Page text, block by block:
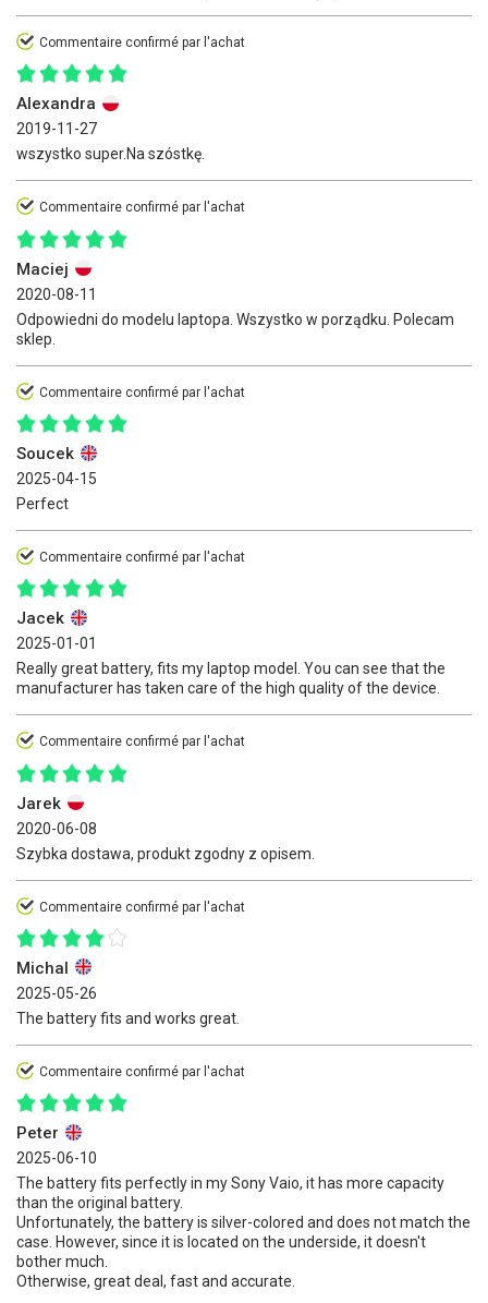
Commentaire confirmé par l'achat
Alexandra
2019-11-27
wszystko super.Na szóstkę.
Commentaire confirmé par l'achat
Maciej
2020-08-11
Odpowiedni do modelu laptopa. Wszystko w porządku. Polecam
sklep.
Commentaire confirmé par l'achat
Soucek
2025-04-15
Perfect
Commentaire confirmé par l'achat
Jacek
2025-01-01
Really great battery, fits my laptop model. You can see that the
manufacturer has taken care of the high quality of the device.
Commentaire confirmé par l'achat
Jarek
2020-06-08
Szybka dostawa, produkt zgodny z opisem.
Commentaire confirmé par l'achat
Michal
2025-05-26
The battery fits and works great.
Commentaire confirmé par l'achat
Peter
2025-06-10
The battery fits perfectly in my Sony Vaio, it has more capacity
than the original battery.
Unfortunately, the battery is silver-colored and does not match the
case. However, since it is located on the underside, it doesn't
bother much.
Otherwise, great deal, fast and accurate.